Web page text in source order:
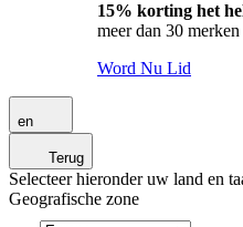
15% korting het
meer dan 30 merken
Word Nu Lid
en
Terug
Selecteer hieronder uw land en
Geografische zone